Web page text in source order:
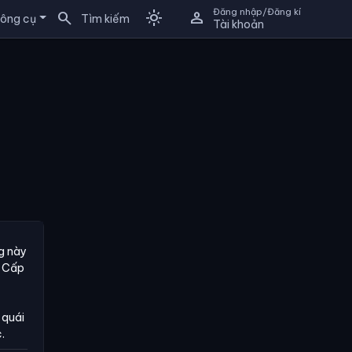
cụ search Tìm kiếm light_mode person Đăng nhập/Đăng kí
Tài khoản
này